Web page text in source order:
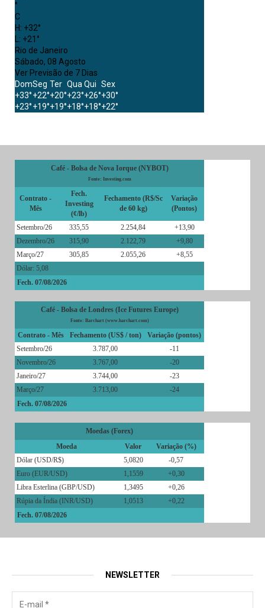
°
C
H: +32°
L: +21°
Rio de Janeiro
Sábado, 08 Agosto
Ver Previsão de 7 Dias
DomSeg Ter Qua Qui Sex
+33°+22°+20°+23°+26°+30°
+23°+19°+19°+18°+18°+22°
Café - Bolsa de Nova Iorque (NYBOT)
Fonte: Investing.com
Contrato -
Mês
Fech.
Investing
(¢/lb)
Fechamento (R$/Sc
de 60 kg)
Variação
(Pontos)
Setembro/26 335,55 2.254,84
+13,90
Dezembro/26
315,90 2.122,79
+9,80
Março/27
305,85 2.055,26
+8,55
Dólar: 5,08
Fech. 07/08/2026
Café - Bolsa de Londres (Ice Futures Europe)
Fonte: Barchart (www.barchart.com)
Contrato - Mês Fechamento (US$ / ton)
Variação (pontos)
Setembro/26
3.787,00
-11
Novembro/26
3.767,00
-20
Janeiro/27
3.744,00
-23
Março/27
3.713,00
-24
Fech. 07/08/2026
Moedas (Forex)
Moeda
Valor
Variação (%)
Dólar (USD/R$)
5,0820
-0,57
Euro (EUR/USD)
1,1559
+0,30
Libra Esterlina (GBP/USD)
1,3495
+0,26
Rúpia da Índia (INR/USD)
1,0513
+0,22
Fech. 07/08/2026
NEWSLETTER